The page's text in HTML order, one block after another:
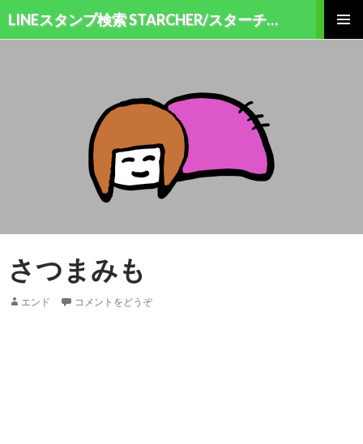
LINEスタンプ検索 STARCHER/スターチャー
さつまみも
エンド コメントをどうぞ